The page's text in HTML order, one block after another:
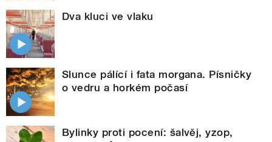
Dva kluci ve vlaku
Slunce pálící i fata morgana. Písničky
o vedru a horkém počasí
Bylinky proti pocení: šalvěj, yzop,